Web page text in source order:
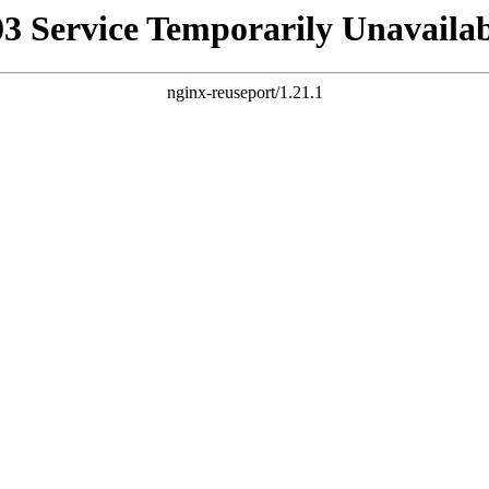
Service Temporarily
nginx-reuseport/1.21.1